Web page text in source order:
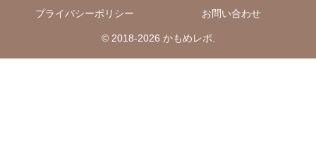
プライバシーポリシー
お問い合わせ
© 2018-2026 かもめレポ.